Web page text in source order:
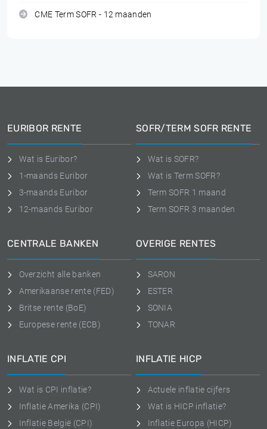
CME Term SOFR - 12 maanden
EURIBOR RENTE
Wat is Euribor?
1-maands Euribor
3-maands Euribor
12-maands Euribor
SOFR/TERM SOFR RENTE
Wat is SOFR?
Wat is Term SOFR?
Term SOFR 1 maand
Term SOFR 3 maanden
CENTRALE BANKEN
Overzicht alle banken
Amerikaanse rente (FED)
Britse rente (BoE)
Europese rente (ECB)
OVERIGE RENTES
SARON
ESTER
SONIA
TONAR
INFLATIE CPI
Wat is CPI inflatie?
Inflatie Amerika (CPI)
Inflatie België (CPI)
INFLATIE HICP
Actuele inflatie cijfers
Wat is HICP inflatie?
Inflatie Europa (HICP)